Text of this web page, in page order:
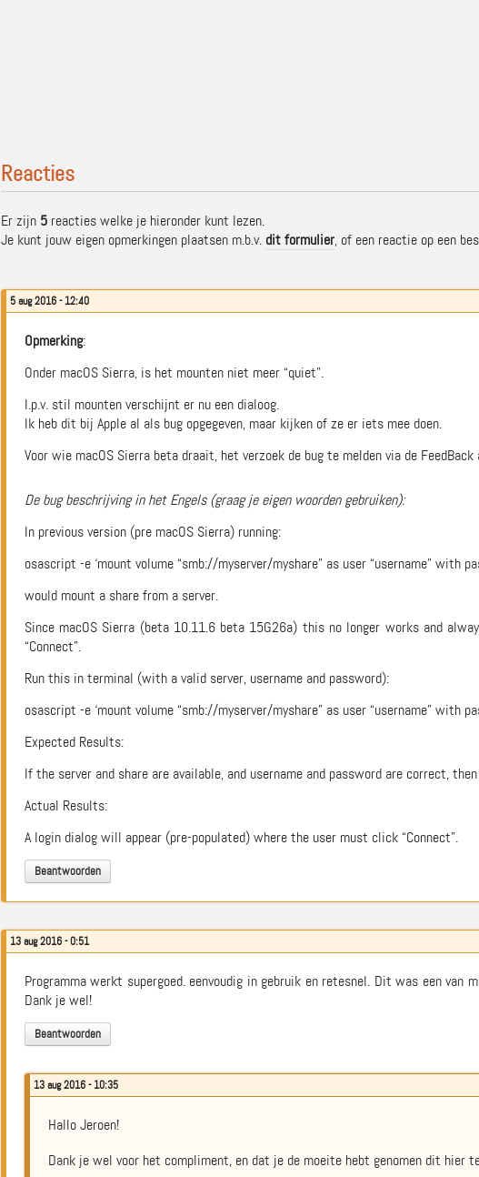
Reacties
Er zijn 5reacties welke je hieronder kunt lezen.
Je kunt jouw eigen opmerkingen plaatsen m.b.v. dit formulier, of een reactie op een
5 aug 2016 - 12:40
Opmerking:
Onder macOS Sierra, is het mounten niet meer “quiet”.
I.p.v. stil mounten verschijnt er nu een dialoog.
Ik heb dit bij Apple al als bug opgegeven, maar kijken of ze er iets mee doen.
Voor wie macOS Sierra beta draait, het verzoek de bug te melden via de
De bug beschrijving in het Engels (graag je eigen woorden gebruiken):
In previous version (pre macOS Sierra) running:
osascript -e ‘mount volume “smb://myserver/myshare” as user “username” with
would mount a share from a server.
Since macOS Sierra (beta 10.11.6 beta 15G26a) this no longer works and
“Connect”.
Run this in terminal (with a valid server, username and password):
osascript -e ‘mount volume “smb://myserver/myshare” as user “username” with
Expected Results:
If the server and share are available, and username and password are correct,
Actual Results:
A login dialog will appear (pre-populated) where the user must click “Connect”.
Beantwoorden
13 aug 2016 - 0:51
Programma werkt supergoed. eenvoudig in gebruik en retesnel. Dit was een
Dank je wel!
Beantwoorden
13 aug 2016 - 10:35
Hallo Jeroen!
Dank je wel voor het compliment, en dat je de moeite hebt genomen dit hier